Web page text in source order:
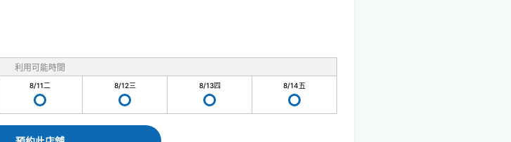
利用可能時間
8/11二 8/12三 8/13四 8/14五